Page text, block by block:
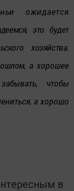
ожидается
это будет
хозяйства.
а хорошее
чтобы
а хорошо
в